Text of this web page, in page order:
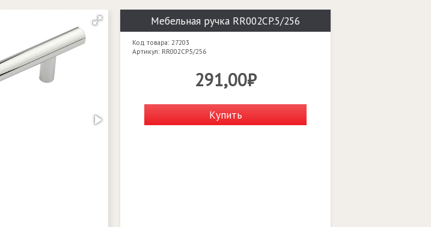
Мебельная ручка RR002CP.5/256
Код товара: 27203
Артикул: RR002CP.5/256
291,00₽
Купить